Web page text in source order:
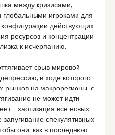
между кризисами,
игроками для
действующих
ресурсов и концентрации
к исчерпанию.
срыв мировой
в ходе которого
рынков на макрорегионы, с
не может идти
– хаотизация все новых
спекулятивных
они, как в последнюю